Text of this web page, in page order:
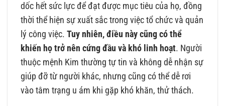
dốc hết sức lực để đạt được mục tiêu của họ, đồng
thời thể hiện sự xuất sắc trong việc tổ chức và quản
lý công việc.Tuy nhiên, điều này cũng có thể
khiến họ trở nên cứng đầu và khó linh hoạt. Người
thuộc mệnh Kim thường tự tin và không dễ nhận sự
giúp đỡ từ người khác, nhưng cũng có thể dễ rơi
vào tâm trạng u ám khi gặp khó khăn, thử thách.